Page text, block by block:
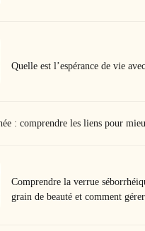
Quelle est l’espérance de vie
: comprendre les liens pour
Comprendre la verrue
grain de beauté et comment